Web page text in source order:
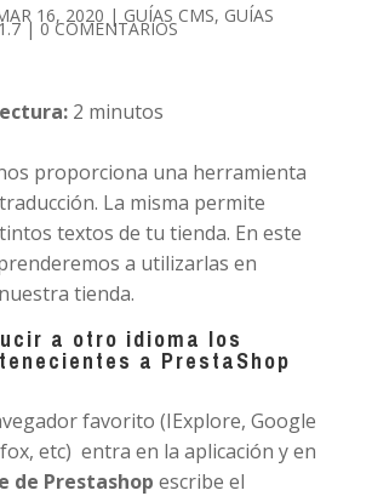
16, 2020 | GUÍAS CMS, GUÍAS
| 0 COMENTARIOS
2 minutos
proporciona una herramienta
La misma permite
textos de tu tienda. En este
a utilizarlas en
tienda.
a otro idioma los
a PrestaShop
favorito (IExplore, Google
etc) entra en la aplicación y en
de Prestashop escribe el